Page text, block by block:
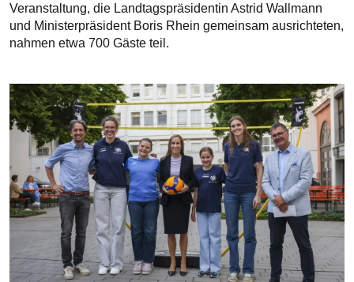
Veranstaltung, die Landtagspräsidentin Astrid Wallmann
und Ministerpräsident Boris Rhein gemeinsam ausrichteten,
nahmen etwa 700 Gäste teil.
Bilddatei